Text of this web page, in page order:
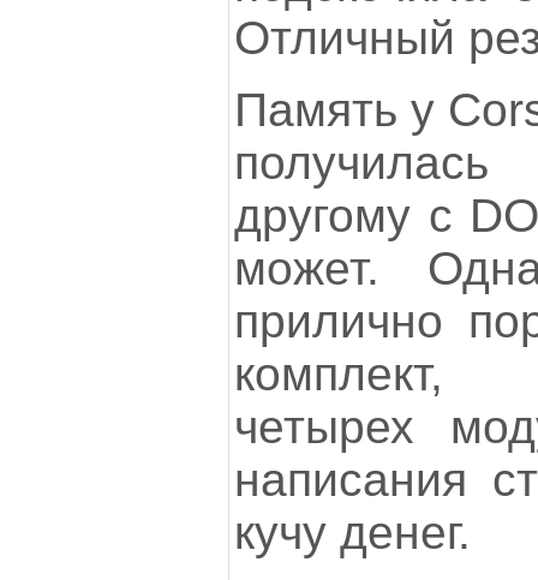
Отличный
Память у
другому с
может.
прилично
четырех
написания
кучу денег.